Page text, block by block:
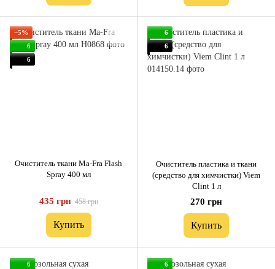
−5%
6
6
Очиститель ткани Ma-Fra Flash
Spray 400 мл
435 грн 458 грн
Купить
6
6
Очиститель пластика и ткани
(средство для химчистки) Viem
Clint 1 л
270 грн
Купить
6
6